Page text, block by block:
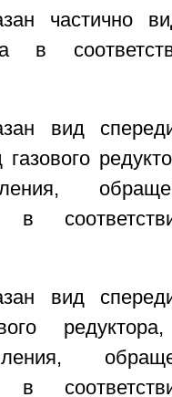
частично
в
вид
газового
в
вид
в